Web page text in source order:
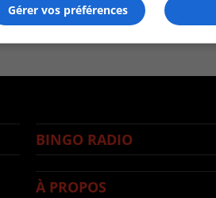
BINGO RADIO
À PROPOS
Gérer vos préférences